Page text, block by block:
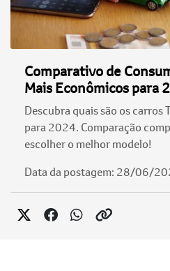
Comparativo de
Mais Econômicos para
Descubra quais são os carros
para 2024. Comparação
escolher o melhor modelo!
Data da postagem: 28/06/